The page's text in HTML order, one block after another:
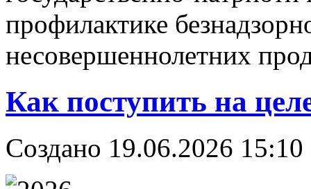
профилактике
несовершеннолетних
Как поступить на
Создано 19.06.2026 15:10